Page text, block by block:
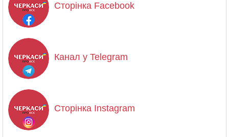
Сторінка Facebook
Канал у Telegram
Сторінка Instagram